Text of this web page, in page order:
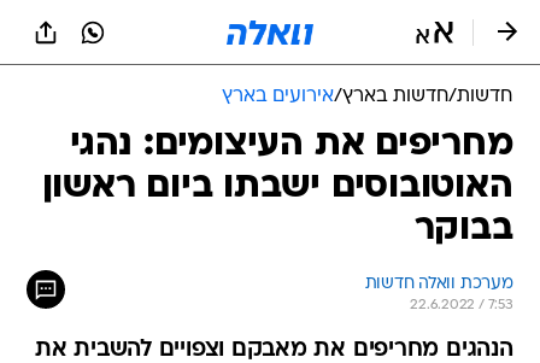
חדשות/חדשות בארץ/אירועים בארץ
מחריפים את העיצומים: נהגי
האוטובוסים ישבתו ביום ראשון
בבוקר
מערכת וואלה חדשות
22.6.2022 / 7:53
הנהגים מחריפים את מאבקם וצפויים להשבית את